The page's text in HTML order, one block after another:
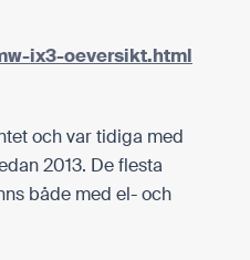
ix3-oeversikt.html
och var tidiga med
2013. De flesta
både med el- och